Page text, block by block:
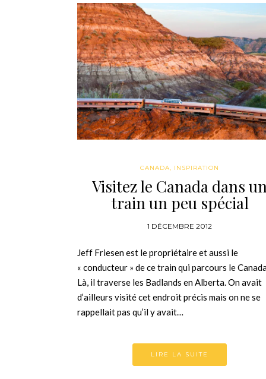
CANADA, INSPIRATION
Visitez le Canada dans
train un peu spécial
1 DÉCEMBRE 2012
Jeff Friesen est le propriétaire et aussi le
« conducteur » de ce train qui parcours le
Là, il traverse les Badlands en Alberta. On avait
d’ailleurs visité cet endroit précis mais on ne se
rappellait pas qu’il y avait…
LIRE LA SUITE